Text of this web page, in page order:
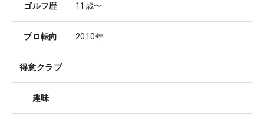
ゴルフ歴 11歳〜
プロ転向 2010年
得意クラブ
趣味